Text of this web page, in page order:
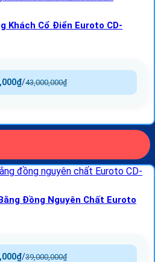
Khách Cổ Điển Euroto CD-
43,000,000₫
/
₫
Đồng Nguyên Chất Euroto
39,000,000₫
/
₫